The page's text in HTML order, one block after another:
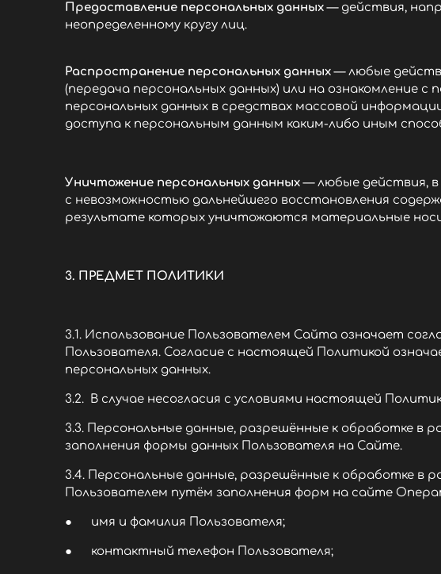
Предоставление персональных данных— действия,
неопределенному кругу лиц.
Распространение персональных данных— любые
(передача персональных данных) или на ознакомление
персональных данных в средствах массовой
доступа к персональным данным каким-либо иным
Уничтожение персональных данных— любые действия,
с невозможностью дальнейшего восстановления
результате которых уничтожаются материальные
3. ПРЕДМЕТ ПОЛИТИКИ
3.1. Использование Пользователем Сайта означает
Пользователя. Согласие с настоящей Политикой
персональных данных.
3.2. В случае несогласия с условиями настоящей
3.3. Персональные данные, разрешённые к обработке
заполнения формы данных Пользователя на Сайте.
3.4. Персональные данные, разрешённые к обработке
Пользователем путём заполнения форм на сайте
● имя и фамилия Пользователя;
● контактный телефон Пользователя;